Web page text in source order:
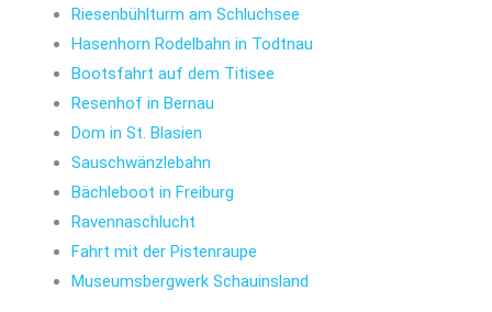
Riesenbühlturm am Schluchsee
Hasenhorn Rodelbahn in Todtnau
Bootsfahrt auf dem Titisee
Resenhof in Bernau
Dom in St. Blasien
Sauschwänzlebahn
Bächleboot in Freiburg
Ravennaschlucht
Fahrt mit der Pistenraupe
Museumsbergwerk Schauinsland